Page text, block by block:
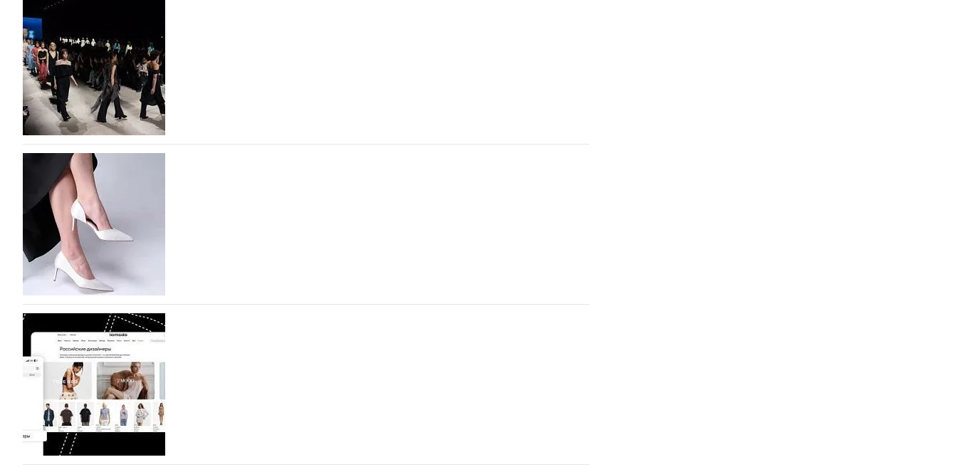
На участие в Московской неделе моды подано 1047 заявок
На участие в седьмой Московской неделе моды, которая пройдет в российской столице с 26 сентября по 1
октября, уже подано 1047 заявок. Примерно половину из них (494) прислали дизайнеры, коллекции
которых не были представлены в…
07.08.2026 730
BALLINA представит свои новинки на Euro Shoes
Компания BALLINA Guangzhou Lihuang Footwear Co., Ltd., основанная в 2011 году и расположенная в
Гуанчжоу, столице моды Китая, является профессиональной обувной компанией, объединяющей
разработку, производство и…
07.08.2026 594